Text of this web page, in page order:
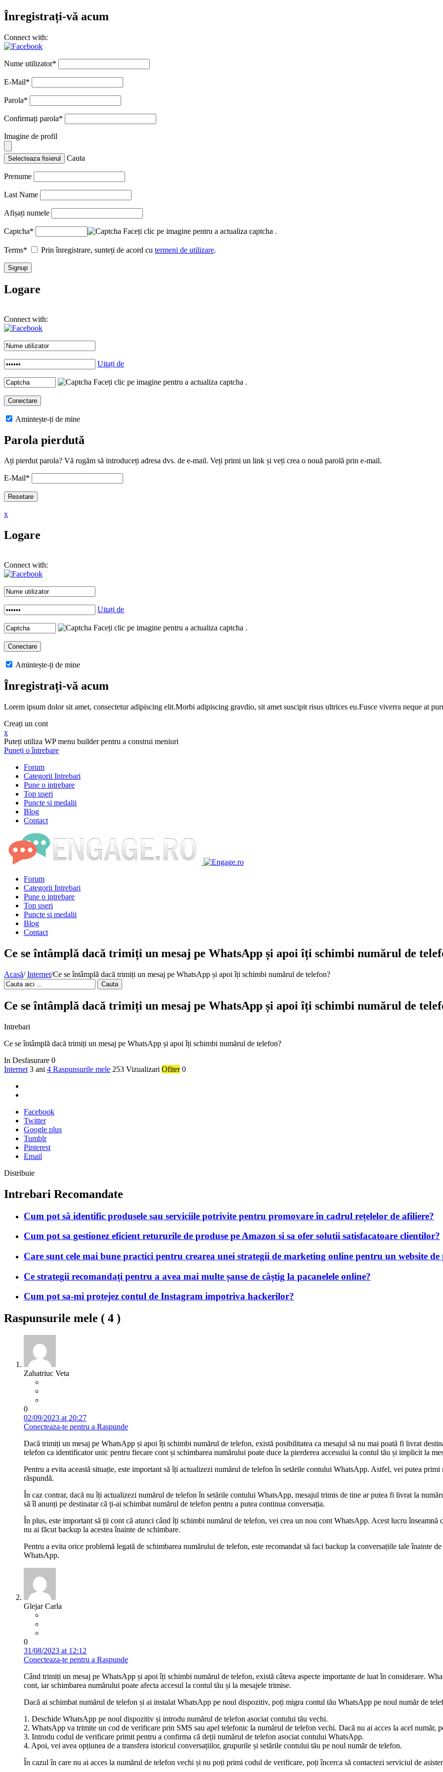
Înregistrați-vă acum
Connect with:
Nume utilizator*
E-Mail*
Parola*
Confirmați parola*
Imagine de profil
Selecteaza fisierul Cauta
Prenume
Last Name
Afișați numele
Captcha* Faceți clic pe imagine pentru a actualiza captcha .
Terms* Prin înregistrare, sunteți de acord cu termeni de utilizare.
Logare
Connect with:
Uitați de
Faceți clic pe imagine pentru a actualiza captcha .
Amintește-ți de mine
Parola pierdută
Ați pierdut parola? Vă rugăm să introduceți adresa dvs. de e-mail. Veți primi un link și veți crea o nouă parolă prin e-mail.
E-Mail*
x
Logare
Connect with:
Uitați de
Faceți clic pe imagine pentru a actualiza captcha .
Amintește-ți de mine
Înregistrați-vă acum
Lorem ipsum dolor sit amet, consectetur adipiscing elit.Morbi adipiscing gravdio, sit amet suscipit risus ultrices eu.Fusce viverra neque at
Creați un cont
x
Puteți utiliza WP menu builder pentru a construi meniuri
Puneți o întrebare
Forum
Categorii Intrebari
Pune o intrebare
Top useri
Puncte si medalii
Blog
Contact
Forum
Categorii Intrebari
Pune o intrebare
Top useri
Puncte si medalii
Blog
Contact
Ce se întâmplă dacă trimiți un mesaj pe WhatsApp și apoi îți schimbi numărul de
Acasă/ Internet/Ce se întâmplă dacă trimiți un mesaj pe WhatsApp și apoi îți schimbi numărul de telefon?
Cauta
Ce se întâmplă dacă trimiți un mesaj pe WhatsApp și apoi îți schimbi numărul de
Intrebari
Ce se întâmplă dacă trimiți un mesaj pe WhatsApp și apoi îți schimbi numărul de telefon?
In Desfasurare 0
Internet 3 ani 4 Raspunsurile mele 253 Vizualizari Ofiter 0
Facebook
Twitter
Google plus
Tumblr
Pinterest
Email
Distribuie
Intrebari Recomandate
Cum pot să identific produsele sau serviciile potrivite pentru promovare în cadrul rețelelor de afiliere?
Cum pot sa gestionez eficient retururile de produse pe Amazon si sa ofer solutii satisfacatoare clientilor?
Care sunt cele mai bune practici pentru crearea unei strategii de marketing online pentru un website de
Ce strategii recomandați pentru a avea mai multe șanse de câștig la pacanelele online?
Cum pot sa-mi protejez contul de Instagram impotriva hackerilor?
Raspunsurile mele ( 4 )
Zahatriuc Veta
0
02/09/2023 at 20:27
Conecteaza-te pentru a Raspunde
Dacă trimiți un mesaj pe WhatsApp și apoi îți schimbi numărul de telefon, există posibilitatea ca mesajul să nu mai poată fi livrat
telefon ca identificator unic pentru fiecare cont și schimbarea numărului poate duce la pierderea accesului la contul tău și implicit la
Pentru a evita această situație, este important să îți actualizezi numărul de telefon în setările contului WhatsApp. Astfel, vei putea
răspundă.
În caz contrar, dacă nu îți actualizezi numărul de telefon în setările contului WhatsApp, mesajul trimis de tine ar putea fi livrat la
să îl anunți pe destinatar că ți-ai schimbat numărul de telefon pentru a putea continua conversația.
În plus, este important să ții cont că atunci când îți schimbi numărul de telefon, vei crea un nou cont WhatsApp. Acest lucru
nu ai făcut backup la acestea înainte de schimbare.
Pentru a evita orice problemă legată de schimbarea numărului de telefon, este recomandat să faci backup la conversațiile tale înainte
WhatsApp.
Glejar Carla
0
31/08/2023 at 12:12
Conecteaza-te pentru a Raspunde
Când trimiți un mesaj pe WhatsApp și apoi îți schimbi numărul de telefon, există câteva aspecte importante de luat în considerare.
cont, iar schimbarea numărului poate afecta accesul la contul tău și la mesajele trimise.
Dacă ai schimbat numărul de telefon și ai instalat WhatsApp pe noul dispozitiv, poți migra contul tău WhatsApp pe noul număr de
1. Deschide WhatsApp pe noul dispozitiv și introdu numărul de telefon asociat contului tău vechi.
2. WhatsApp va trimite un cod de verificare prin SMS sau apel telefonic la numărul de telefon vechi. Dacă nu ai acces la acel număr,
3. Introdu codul de verificare primit pentru a confirma că deții numărul de telefon asociat contului WhatsApp.
4. Apoi, vei avea opțiunea de a transfera istoricul conversațiilor, grupurile și setările contului tău pe noul număr de telefon.
În cazul în care nu ai acces la numărul de telefon vechi și nu poți primi codul de verificare, poți încerca să contactezi serviciul de